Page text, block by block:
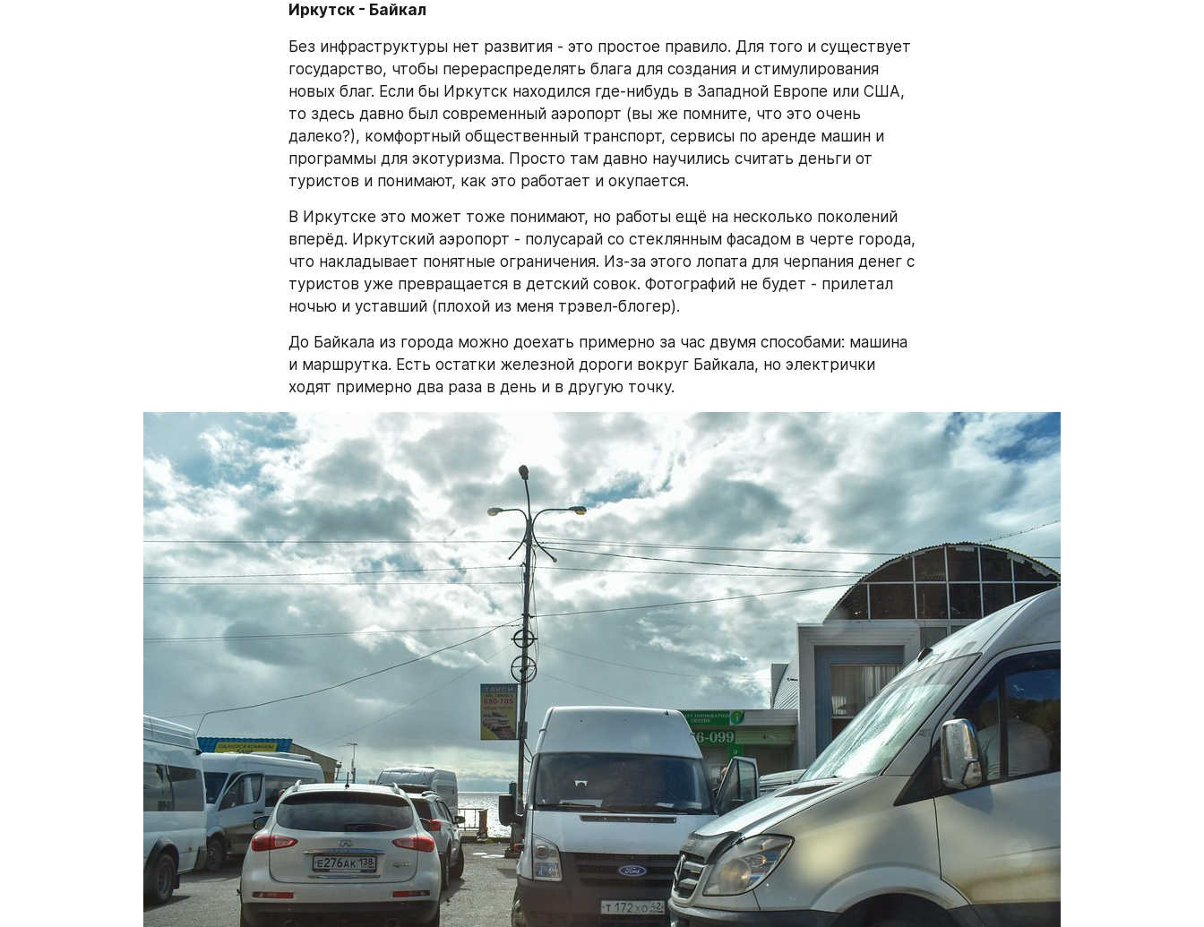
Иркутск - Байкал
Без инфраструктуры нет развития - это простое правило. Для того и существует
государство, чтобы перераспределять блага для создания и стимулирования
новых благ. Если бы Иркутск находился где-нибудь в Западной Европе или США,
то здесь давно был современный аэропорт (вы же помните, что это очень
далеко?), комфортный общественный транспорт, сервисы по аренде машин и
программы для экотуризма. Просто там давно научились считать деньги от
туристов и понимают, как это работает и окупается.
В Иркутске это может тоже понимают, но работы ещё на несколько поколений
вперёд. Иркутский аэропорт - полусарай со стеклянным фасадом в черте города,
что накладывает понятные ограничения. Из-за этого лопата для черпания денег с
туристов уже превращается в детский совок. Фотографий не будет - прилетал
ночью и уставший (плохой из меня трэвел-блогер).
До Байкала из города можно доехать примерно за час двумя способами: машина
и маршрутка. Есть остатки железной дороги вокруг Байкала, но электрички
ходят примерно два раза в день и в другую точку.